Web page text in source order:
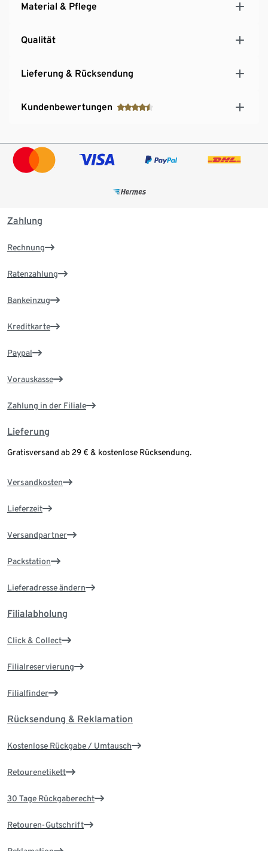
Material & Pflege
Qualität
Lieferung & Rücksendung
Kundenbewertungen
Zahlung
Rechnung
Ratenzahlung
Bankeinzug
Kreditkarte
Paypal
Vorauskasse
Zahlung in der Filiale
Lieferung
Gratisversand ab 29 € & kostenlose Rücksendung.
Versandkosten
Lieferzeit
Versandpartner
Packstation
Lieferadresse ändern
Filialabholung
Click & Collect
Filialreservierung
Filialfinder
Rücksendung & Reklamation
Kostenlose Rückgabe / Umtausch
Retourenetikett
30 Tage Rückgaberecht
Retouren-Gutschrift